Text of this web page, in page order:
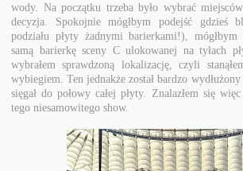
wody. Na początku trzeba było wybrać
decyzja. Spokojnie mógłbym podejść gdzieś
podziału płyty żadnymi barierkami!),
samą barierkę sceny C ulokowanej na tyłach
wybrałem sprawdzoną lokalizację, czyli
wybiegiem. Ten jednakże został bardzo
sięgał do połowy całej płyty. Znalazłem się
tego niesamowitego show.